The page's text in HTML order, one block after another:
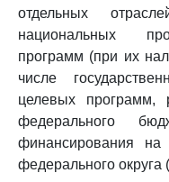
отдельных
национальных
программ (при их
числе
целевых программ,
федерального
финансирования на
федерального округа